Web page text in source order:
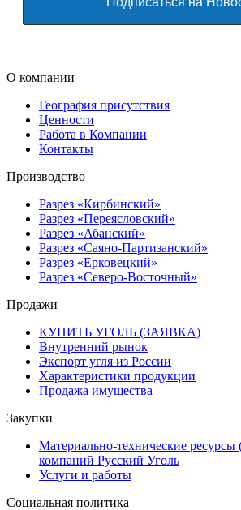
О компании
География присутствия
Ценности
Работа в Компании
Контакты
Производство
Разрез «Кирбинский»
Разрез «Переясловский»
Разрез «Абанский»
Разрез «Саяно-Партизанский»
Разрез «Ерковецкий»
Разрез «Северо-Восточный»
Продажи
КУПИТЬ УГОЛЬ (ЗАЯВКА)
Внутренний рынок
Экспорт угля из России
Характеристики продукции
Продажа имущества
Закупки
Материально-технические
компаний Русский Уголь
Услуги и работы
Социальная политика